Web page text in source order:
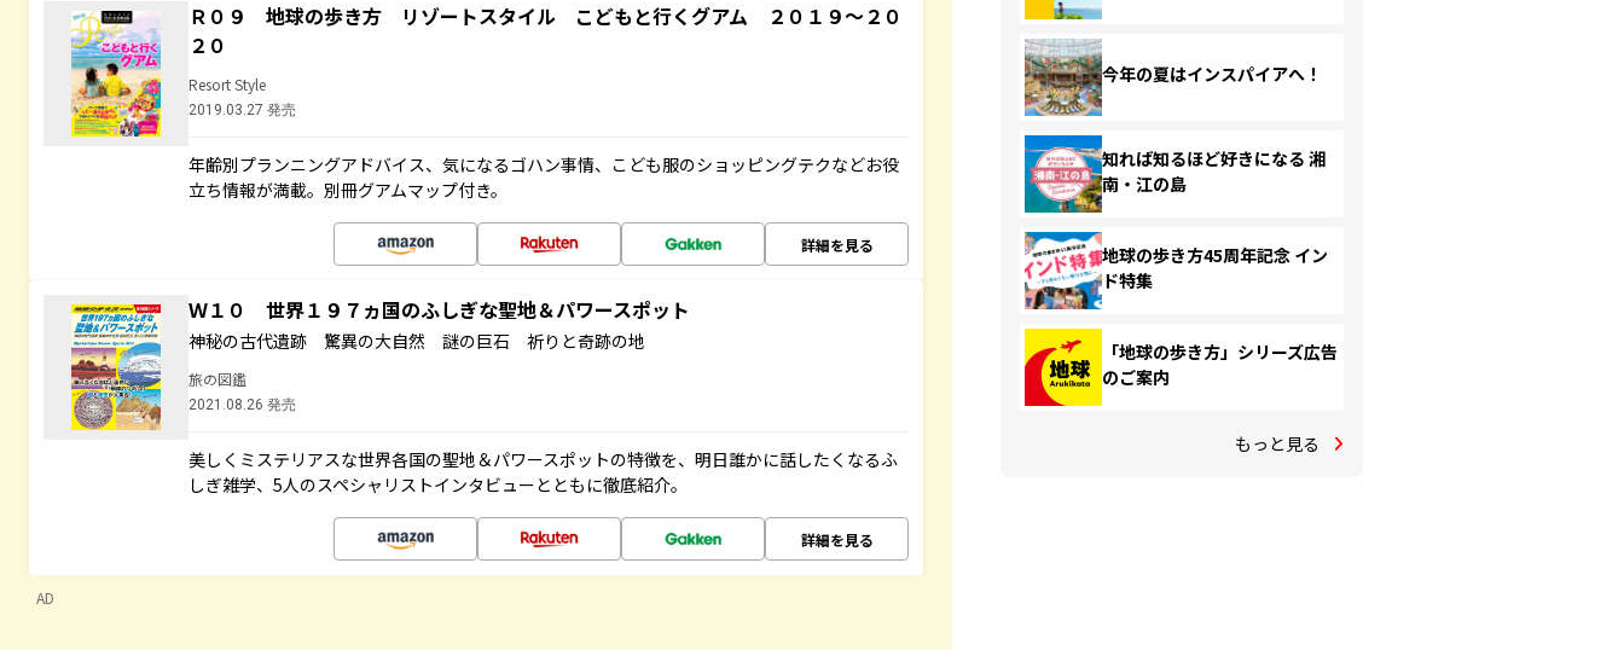
Ｒ０９ 地球の歩き方 リゾートスタイル こどもと行くグアム ２０１９～２０
２０
Resort Style
2019.03.27 発売
年齢別プランニングアドバイス、気になるゴハン事情、こども服のショッピングテクなどお役
立ち情報が満載。別冊グアムマップ付き。
詳細を見る
Ｗ１０ 世界１９７ヵ国のふしぎな聖地＆パワースポット
神秘の古代遺跡 驚異の大自然 謎の巨石 祈りと奇跡の地
旅の図鑑
2021.08.26 発売
美しくミステリアスな世界各国の聖地＆パワースポットの特徴を、明日誰かに話したくなるふ
しぎ雑学、5人のスペシャリストインタビューとともに徹底紹介。
詳細を見る
AD
今年の夏はインスパイアへ！
知れば知るほど好きになる 湘
南・江の島
地球の歩き方45周年記念 イン
ド特集
「地球の歩き方」シリーズ広告
のご案内
もっと見る